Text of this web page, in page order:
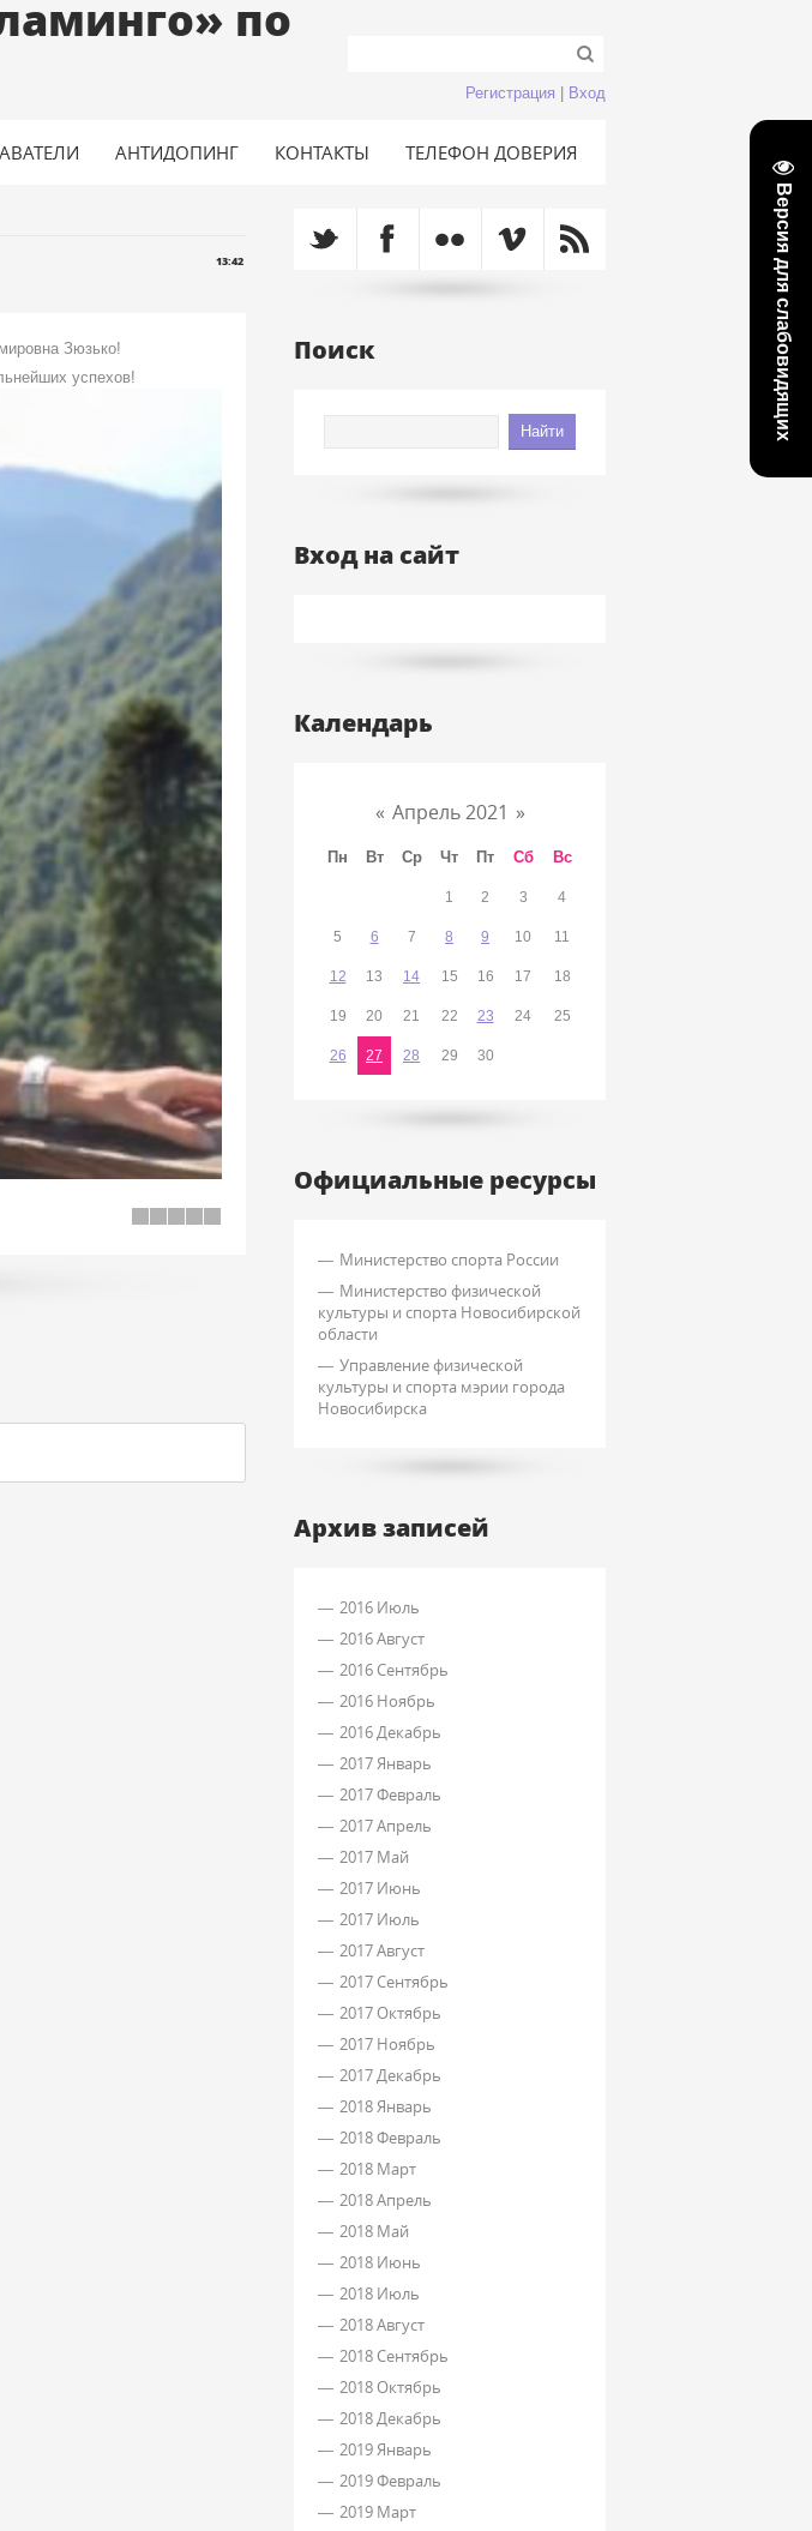
Версия для слабовидящих
по
Регистрация Вход
АНТИДОПИНГ КОНТАКТЫ ТЕЛЕФОН ДОВЕРИЯ
13:42
Зюзько!
успехов!
Поиск
Вход на сайт
Календарь
« Апрель 2021 »
Пн Вт Ср Чт Пт Сб Вс
1 2 3 4
5 6 7 8 9 10 11
12 13 14 15 16 17 18
19 20 21 22 23 24 25
26 27 28 29 30
Официальные ресурсы
Министерство спорта России
Министерство физической
культуры и спорта Новосибирской
области
Управление физической
культуры и спорта мэрии города
Новосибирска
Архив записей
2016 Июль
2016 Август
2016 Сентябрь
2016 Ноябрь
2016 Декабрь
2017 Январь
2017 Февраль
2017 Апрель
2017 Май
2017 Июнь
2017 Июль
2017 Август
2017 Сентябрь
2017 Октябрь
2017 Ноябрь
2017 Декабрь
2018 Январь
2018 Февраль
2018 Март
2018 Апрель
2018 Май
2018 Июнь
2018 Июль
2018 Август
2018 Сентябрь
2018 Октябрь
2018 Декабрь
2019 Январь
2019 Февраль
2019 Март